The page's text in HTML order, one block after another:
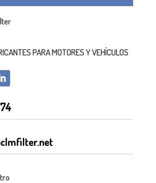
PARA MOTORES Y VEHÍCULOS